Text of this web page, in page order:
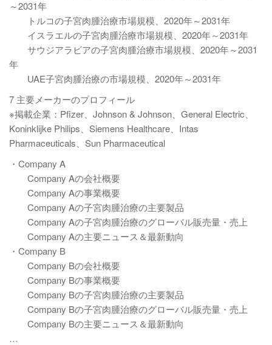
～2031年
トルコの子宮肉腫治療市場規模、2020年～2031年
イスラエルの子宮肉腫治療市場規模、2020年～2031年
サウジアラビアの子宮肉腫治療市場規模、2020年～2031
年
UAE子宮肉腫治療の市場規模、2020年～2031年
7 主要メーカーのプロフィール
※掲載企業：Pfizer、Johnson & Johnson、General Electric、
Koninklijke Philips、Siemens Healthcare、Intas
Pharmaceuticals、Sun Pharmaceutical
・Company A
Company Aの会社概要
Company Aの事業概要
Company Aの子宮肉腫治療の主要製品
Company Aの子宮肉腫治療のグローバル販売量・売上
Company Aの主要ニュース＆最新動向
・Company B
Company Bの会社概要
Company Bの事業概要
Company Bの子宮肉腫治療の主要製品
Company Bの子宮肉腫治療のグローバル販売量・売上
Company Bの主要ニュース＆最新動向
…